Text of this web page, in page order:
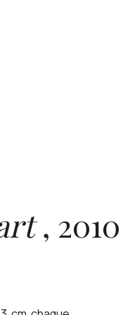
, 2010